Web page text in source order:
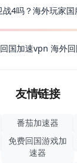
回国加速vpn 海外
友情链接
番茄加速器
免费回国游戏加
速器